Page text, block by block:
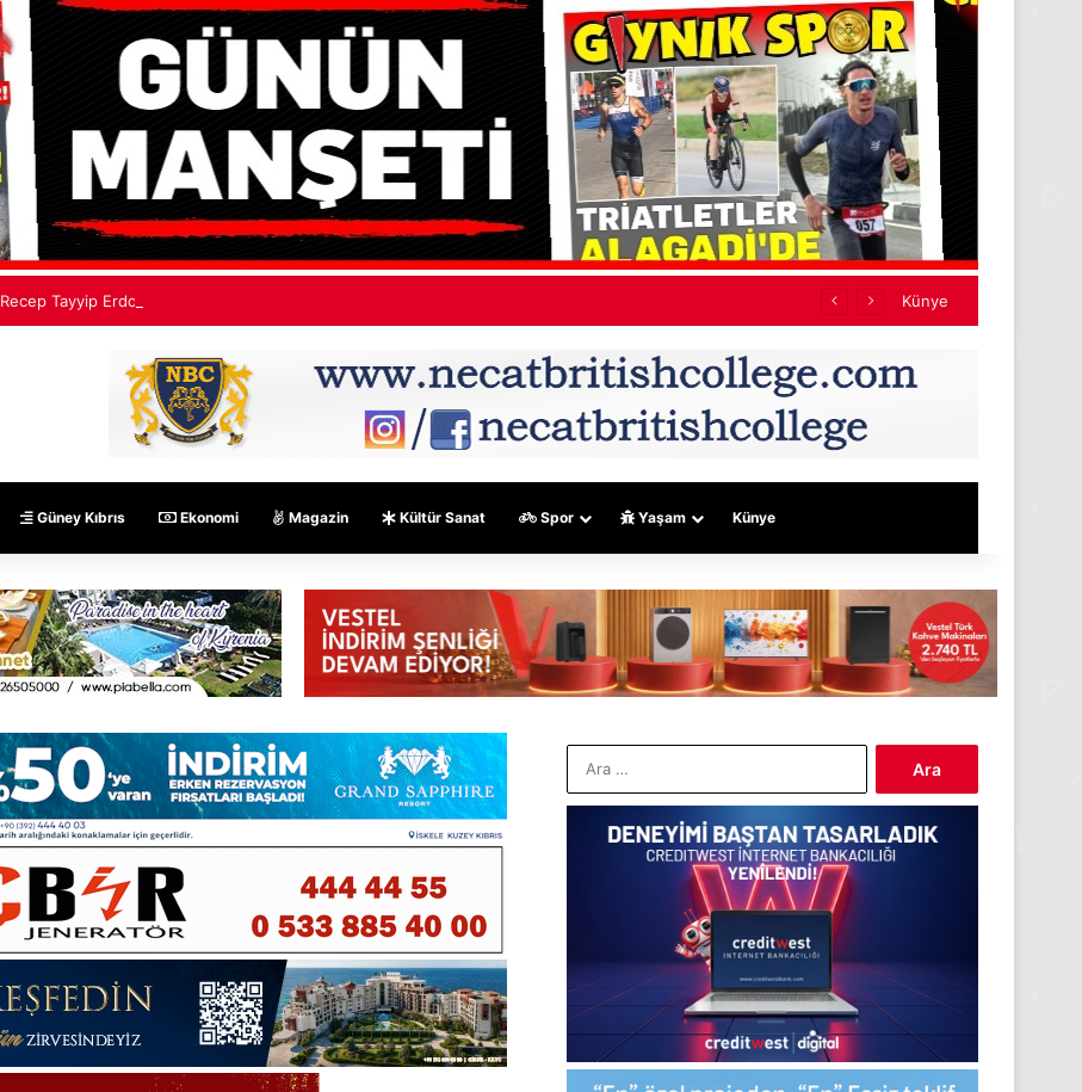
Recep Tayyip Erdoğan: Mekke Ortak Savunma Anlaşması hiçbir ülkeyi hedef almıyor Künye
Güney Kıbrıs Ekonomi Magazin Kültür Sanat Spor Yaşam Künye